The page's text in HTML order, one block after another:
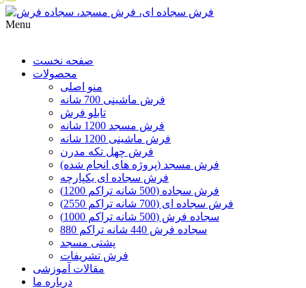
Menu
صفحه نخست
محصولات
منو اصلی
فرش ماشینی 700 شانه
تابلو فرش
فرش مسجد 1200 شانه
فرش ماشینی 1200 شانه
فرش چهل تکه مدرن
فرش مسجد (پروژه های انجام شده)
فرش سجاده ای یکپارچه
فرش سجاده (500 شانه تراکم 1200)
فرش سجاده ای (700 شانه تراکم 2550)
سجاده فرش (500 شانه تراکم 1000)
سجاده فرش 440 شانه تراکم 880
پشتی مسجد
فرش تشریفات
مقالات آموزشی
درباره ما